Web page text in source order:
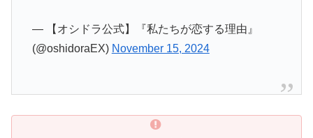
— 【オシドラ公式】『私たちが恋する理由』
(@oshidoraEX) November 15, 2024